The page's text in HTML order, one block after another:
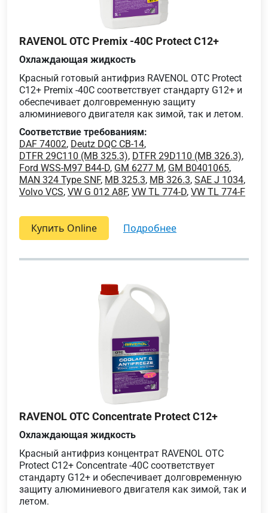
RAVENOL OTC Premix -40C Protect C12+
Охлаждающая жидкость
Красный готовый антифриз RAVENOL OTC Protect
C12+ Premix -40C соответствует стандарту G12+ и
обеспечивает долговременную защиту
алюминиевого двигателя как зимой, так и летом.
Соответствие требованиям:
DAF 74002, Deutz DQC CB-14,
DTFR 29C110 (MB 325.3), DTFR 29D110 (MB 326.3),
Ford WSS-M97 B44-D, GM 6277 M, GM B0401065,
MAN 324 Type SNF, MB 325.3, MB 326.3, SAE J 1034,
Volvo VCS, VW G 012 A8F, VW TL 774-D, VW TL 774-F
Купить Online подробнее
RAVENOL OTC Concentrate Protect C12+
Охлаждающая жидкость
Красный антифриз концентрат RAVENOL OTC
Protect C12+ Concentrate -40C соответствует
стандарту G12+ и обеспечивает долговременную
защиту алюминиевого двигателя как зимой, так и
летом.